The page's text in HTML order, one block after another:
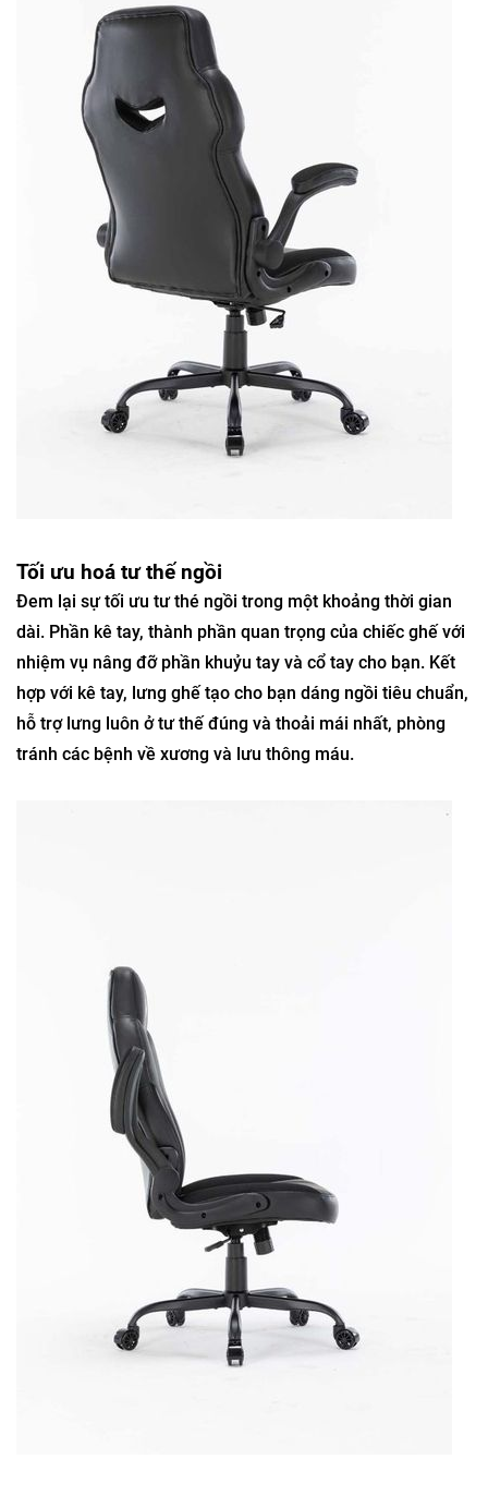
Tối ưu hoá tư thế ngồi
Đem lại sự tối ưu tư thé ngồi trong một khoảng thời gian
dài. Phần kê tay, thành phần quan trọng của chiếc ghế với
nhiệm vụ nâng đỡ phần khuỷu tay và cổ tay cho bạn. Kết
hợp với kê tay, lưng ghế tạo cho bạn dáng ngồi tiêu chuẩn,
hỗ trợ lưng luôn ở tư thế đúng và thoải mái nhất, phòng
tránh các bệnh về xương và lưu thông máu.